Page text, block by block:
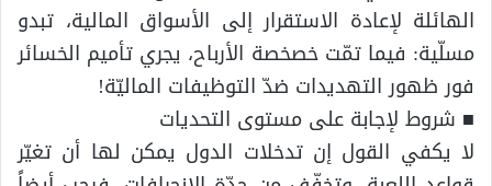
الهائلة لإعادة الاستقرار إلى الأسواق المالية، تبدو
مسلّية: فيما تمّت خصخصة الأرباح، يجري تأميم الخسائر
فور ظهور التهديدات ضدّ التوظيفات الماليّة!
■ شروط لإجابة على مستوى التحديات
لا يكفي القول إن تدخلات الدول يمكن لها أن تغيّر